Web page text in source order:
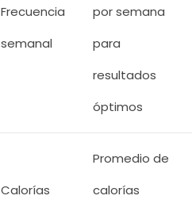
Frecuencia
semanal
por semana
para
resultados
óptimos
Calorías
Promedio de
calorías